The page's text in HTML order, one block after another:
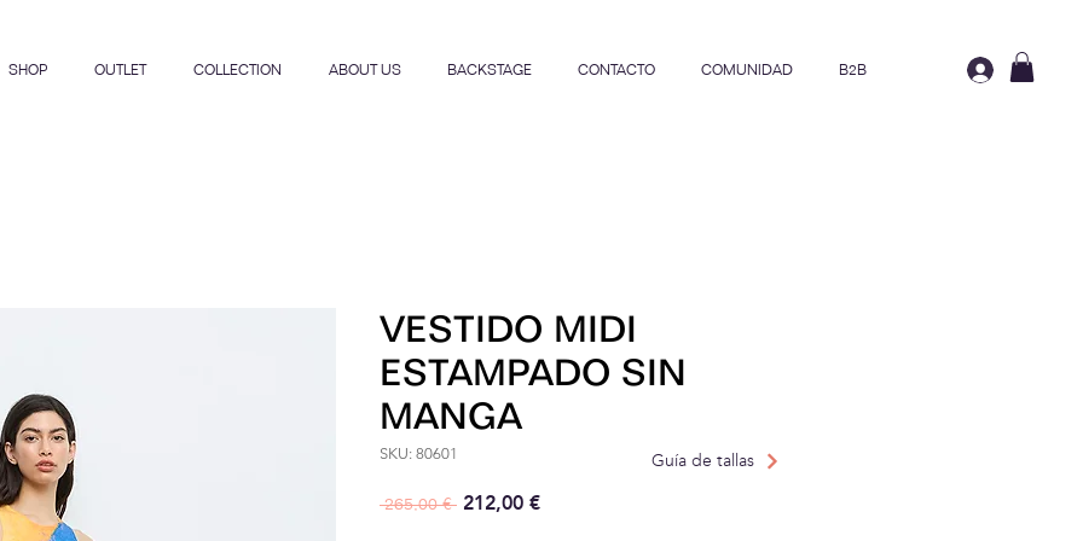
SHOP OUTLET COLLECTION ABOUT US BACKSTAGE CONTACTO COMUNIDAD B2B
VESTIDO MIDI
ESTAMPADO SIN
MANGA
SKU: 80601
265,00 € Precio
212,00 €Precio de oferta
Guía de tallas